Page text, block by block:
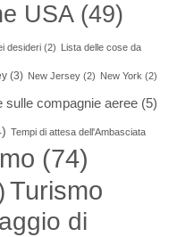
USA(49)
desideri (2) Lista delle cose da
(3) New Jersey (2) New York (2)
sulle compagnie aeree (5)
Tempi di attesa dell'Ambasciata
(74)
Turismo
di